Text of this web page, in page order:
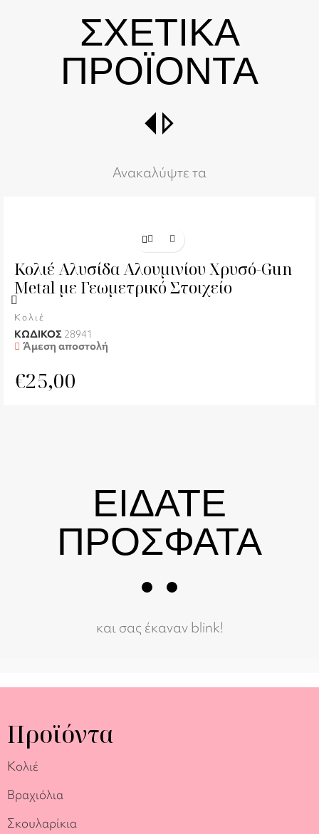
ΣΧΕΤΙΚΑ
ΠΡΟΪΟΝΤΑ
switch_right
Ανακαλύψτε τα
Κολιέ Αλυσίδα Αλουμινίου Χρυσό-Gun
Metal με Γεωμετρικό Στοιχείο
Κολιέ
ΚΩΔΙΚΟΣ 28941
Άμεση αποστολή
€25,00
ΕΙΔΑΤΕ
ΠΡΟΣΦΑΤΑ
και σας έκαναν blink!
Προϊόντα
Κολιέ
Βραχιόλια
Σκουλαρίκια